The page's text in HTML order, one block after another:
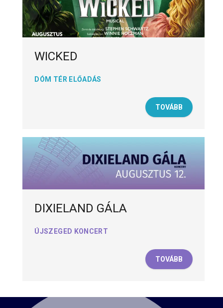
WICKED
DÓM TÉR ELŐADÁS
TOVÁBB
DIXIELAND GÁLA
ÚJSZEGED KONCERT
TOVÁBB